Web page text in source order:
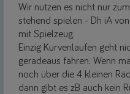
Wir nutzen es nicht nur
stehend spielen - Dh iA
mit Spielzeug.
Einzig Kurvenlaufen geht
geradeaus fahren. Wenn
noch über die 4 kleinen
dann gibt es zB auch kein